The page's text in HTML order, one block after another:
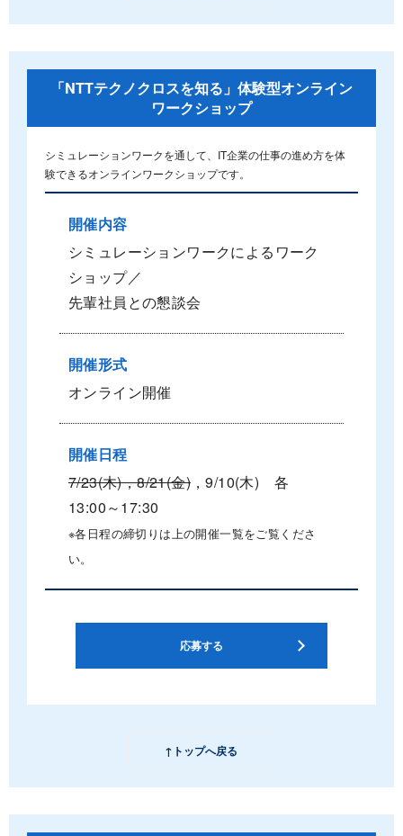
「NTTテクノクロスを知る」体験型オンライン
ワークショップ
シミュレーションワークを通して、IT企業の仕事の進め方を体
験できるオンラインワークショップです。
開催内容
シミュレーションワークによるワーク
ショップ／
先輩社員との懇談会
開催形式
オンライン開催
開催日程
7/23(木)，8/21(金) ，9/10(木) 各
13:00～17:30
※各日程の締切りは上の開催一覧をご覧くださ
い。
応募する
↑トップへ戻る